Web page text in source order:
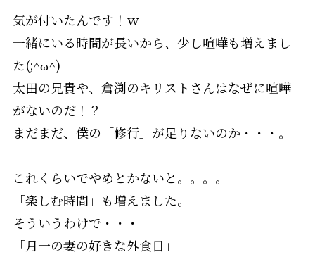
気が付いたんです！ｗ
一緒にいる時間が長いから、少し喧嘩も増えまし
た(;^ω^)
太田の兄貴や、倉渕のキリストさんはなぜに喧嘩
がないのだ！？
まだまだ、僕の「修行」が足りないのか・・・。
これくらいでやめとかないと。。。。
「楽しむ時間」も増えました。
そういうわけで・・・
「月一の妻の好きな外食日」